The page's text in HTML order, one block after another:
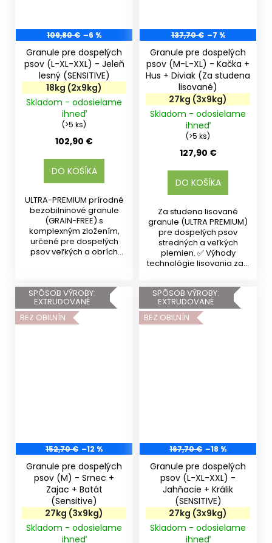
109,80 € –6 %
Granule pre dospelých
psov (L-XL-XXL) - Jeleň
18kg (2x9kg)
Skladom - odosielame
ihneď
(>5 ks)
102,90 €
DO KOŠÍKA
ULTRA-PREMIUM prírodné
bezobilninové granule
(GRAIN-FREE) s
komplexným zložením,
určené pre dospelých
psov veľkých a obrích
137,70 € –7 %
Granule pre dospelých
psov (M-L-XL) - Kačka +
Hus + Diviak (Za studena
27kg (3x9kg)
Skladom - odosielame
ihneď
(>5 ks)
127,90 €
DO KOŠÍKA
Za studena lisované
granule (ULTRA PREMIUM)
pre dospelých psov
stredných a veľkých
plemien. ✅ Výhody
technológie lisovania za...
SPÔSOB VÝROBY:
EXTRUDOVANÉ
BEZ OBILNÍN
152,70 € –12 %
Granule pre dospelých
psov (M) - Srnec +
Zajac + Batát
27kg (3x9kg)
Skladom - odosielame
ihneď
SPÔSOB VÝROBY:
EXTRUDOVANÉ
BEZ OBILNÍN
167,70 € –18 %
Granule pre dospelých
psov (L-XL-XXL) -
Jahňacie + Králik
27kg (3x9kg)
Skladom - odosielame
ihneď